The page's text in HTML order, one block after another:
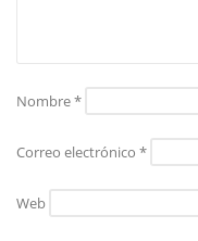
Nombre*
Correo electrónico *
Web